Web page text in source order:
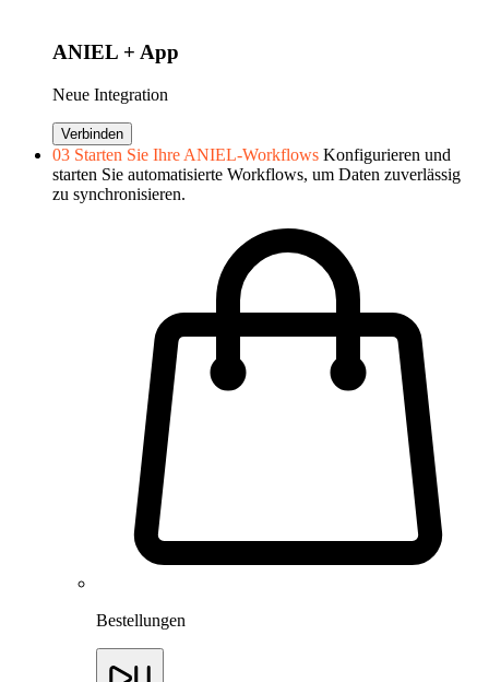
ANIEL + App
Neue Integration
Verbinden
03 Starten Sie Ihre ANIEL-Workflows Konfigurieren und
starten Sie automatisierte Workflows, um Daten zuverlässig
zu synchronisieren.
Bestellungen